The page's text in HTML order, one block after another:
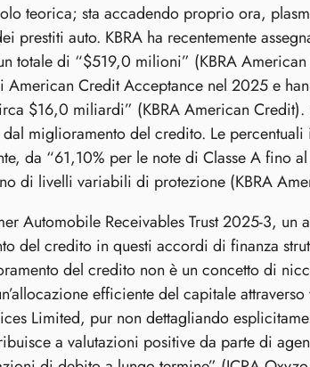
teorica; sta accadendo proprio ora,
prestiti auto. KBRA ha recentemente
totale di “$519,0 milioni” (KBRA
Credit Acceptance nel 2025 e
$16,0 miliardi” (KBRA American Credit).
miglioramento del credito. Le
da “61,10% per le note di Classe A fino
di livelli variabili di protezione (KBRA
Automobile Receivables Trust 2025-3, un
del credito in questi accordi di finanza
del credito non è un concetto di
efficiente del capitale
Limited, pur non dettagliando
a valutazioni positive da parte di